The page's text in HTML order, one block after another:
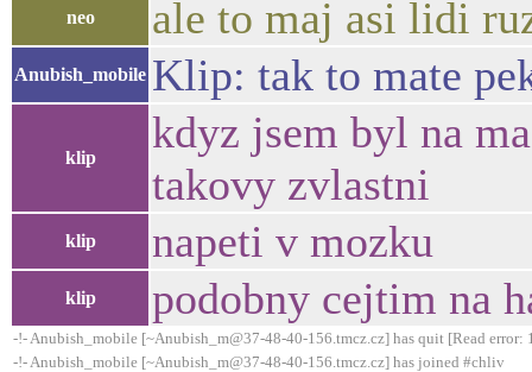
neo ale to maj asi lidi
Anubish_mobile Klip: tak to mate
klip
kdyz jsem byl na
takovy zvlastni
klip napeti v mozku
klip podobny cejtim na
-!- Anubish_mobile [~Anubish_m@37-48-40-156.tmcz.cz] has quit [Read error:
-!- Anubish_mobile [~Anubish_m@37-48-40-156.tmcz.cz] has joined #chliv